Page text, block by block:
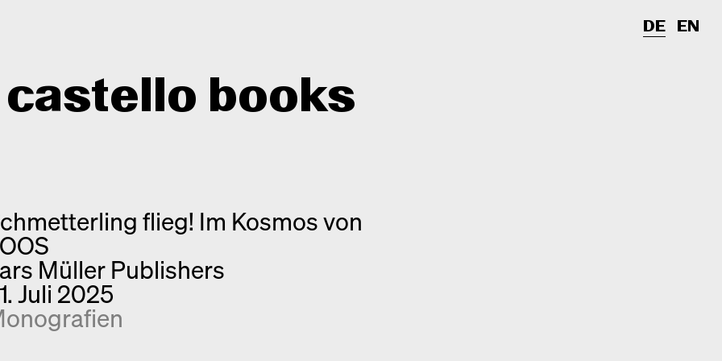
castello books
Kategorien
Interview
Kurznotizen
Neuerscheinungen
Entdeckungen
Info
Newsletter
DE EN
flieg! Im Kosmos von
Müller Publishers
Juli 2025